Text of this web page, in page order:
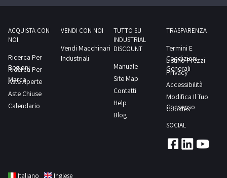
1
Screen,
platerite
ACQUISTA CON
NOI
Ricerca Per
Regioni
Ricerca Per
Marca
Aste Aperte
Aste Chiuse
Calendario
VENDI CON NOI
Vendi Macchinari
Industriali
TUTTO SU
INDUSTRIAL
DISCOUNT
Manuale
Site Map
Contatti
Help
Blog
TRASPARENZA
Termini E
Condizioni
Generali
Listino Prezzi
Privacy
Accessibilità
Modifica Il Tuo
Consenso
Cookies
SOCIAL
Italiano Inglese